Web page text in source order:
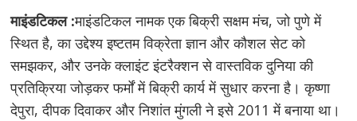
माइंडटिकल :माइंडटिकल नामक एक बिक्री सक्षम मंच, जो पुणे में
स्थित है, का उद्देश्य इष्टतम विक्रेता ज्ञान और कौशल सेट को
समझकर, और उनके क्लाइंट इंटरैक्शन से वास्तविक दुनिया की
प्रतिक्रिया जोड़कर फर्मों में बिक्री कार्य में सुधार करना है। कृष्णा
देपुरा, दीपक दिवाकर और निशांत मुंगली ने इसे 2011 में बनाया था।